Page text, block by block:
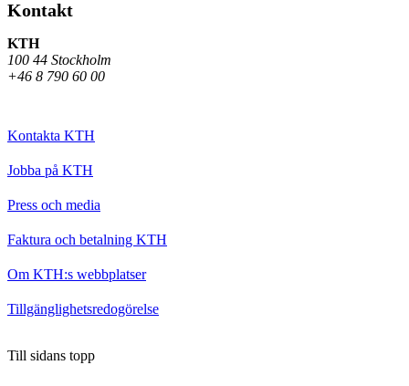
Kontakt
KTH
100 44 Stockholm
+46 8 790 60 00
Kontakta KTH
Jobba på KTH
Press och media
Faktura och betalning KTH
Om KTH:s webbplatser
Tillgänglighetsredogörelse
Till sidans topp